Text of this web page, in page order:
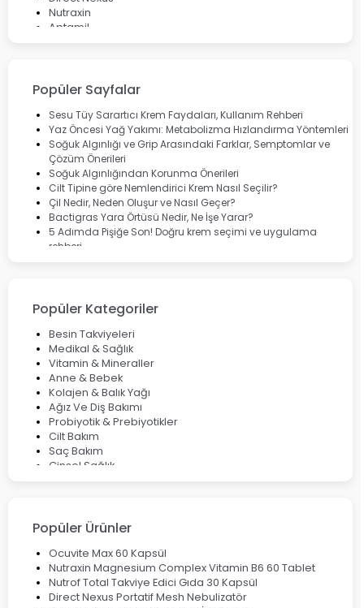
Nutraxin
Aptamil
Lansinoh
Cebrolux
Dermoskin
Marvis
Rcfarma
Popüler Sayfalar
Sesu Tüy Sarartıcı Krem Faydaları, Kullanım Rehberi
Yaz Öncesi Yağ Yakımı: Metabolizma Hızlandırma Yöntemleri
Soğuk Algınlığı ve Grip Arasındaki Farklar, Semptomlar ve
Çözüm Önerileri
Soğuk Algınlığından Korunma Önerileri
Cilt Tipine göre Nemlendirici Krem Nasıl Seçilir?
Çil Nedir, Neden Oluşur ve Nasıl Geçer?
Bactigras Yara Örtüsü Nedir, Ne İşe Yarar?
5 Adımda Pişiğe Son! Doğru krem seçimi ve uygulama
rehberi
Çözüm Yolları
Bocavirüs Enfeksiyonu Hakkında Bilmeniz Gerekenler
Deep Flex Topraklama Matı Nedir? Detaylı Rehber
Mumiyo Nedir? Faydaları ve Kullanım Alanları Nelerdir?
Popüler Kategoriler
Besin Takviyeleri
Medikal & Sağlık
Vitamin & Mineraller
Anne & Bebek
Kolajen & Balık Yağı
Ağız Ve Diş Bakımı
Probiyotik & Prebiyotikler
Cilt Bakım
Saç Bakım
Cinsel Sağlık
Popüler Ürünler
Ocuvite Max 60 Kapsül
Nutraxin Magnesium Complex Vitamin B6 60 Tablet
Nutrof Total Takviye Edici Gıda 30 Kapsül
Direct Nexus Portatif Mesh Nebulizatör